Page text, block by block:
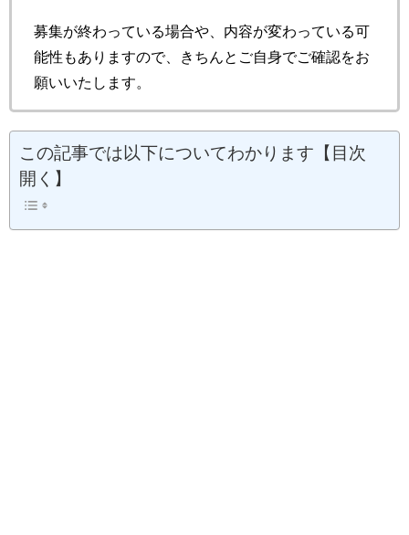
募集が終わっている場合や、内容が変わっている可
能性もありますので、きちんとご自身でご確認をお
願いいたします。
この記事では以下についてわかります【目次
開く】